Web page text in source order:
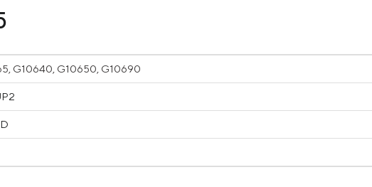
G10640, G10650, G10690